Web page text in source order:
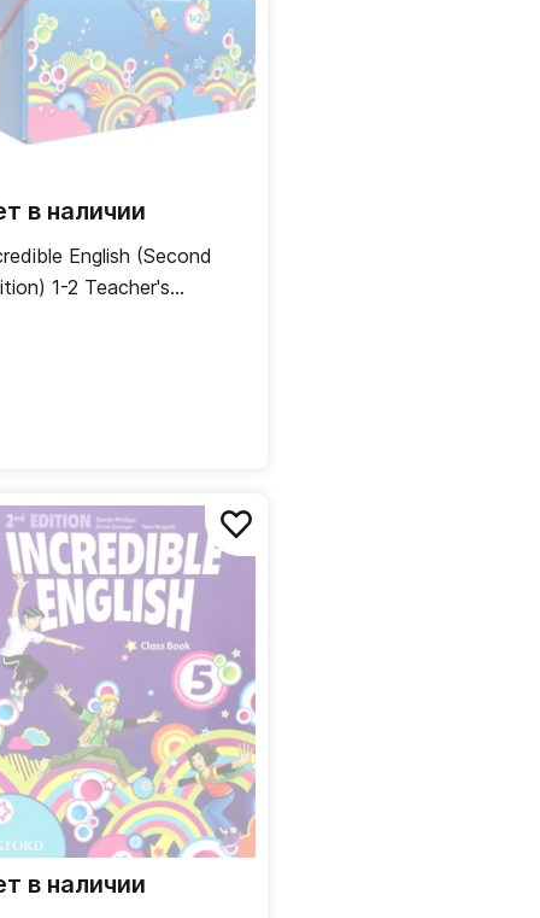
в наличии
English (Second
1-2 Teacher's
в наличии